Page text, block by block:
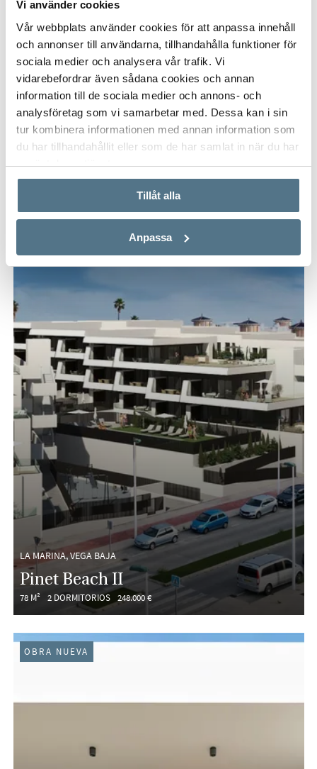
Vi använder cookies
Vår webbplats använder cookies för att anpassa innehåll
och annonser till användarna, tillhandahålla funktioner för
sociala medier och analysera vår trafik. Vi
vidarebefordrar även sådana cookies och annan
information till de sociala medier och annons- och
analysföretag som vi samarbetar med. Dessa kan i sin
tur kombinera informationen med annan information som
du har tillhandahållit eller som de har samlat in när du har
använt deras tjänster.
Tillåt alla
Anpassa
LA MARINA, VEGA BAJA
Pinet Beach II - Takvåning
78 M² 2 DORMITORIOS 299.000 €
LA MARINA, VEGA BAJA
Pinet Beach II
78 M² 2 DORMITORIOS 248.000 €
OBRA NUEVA